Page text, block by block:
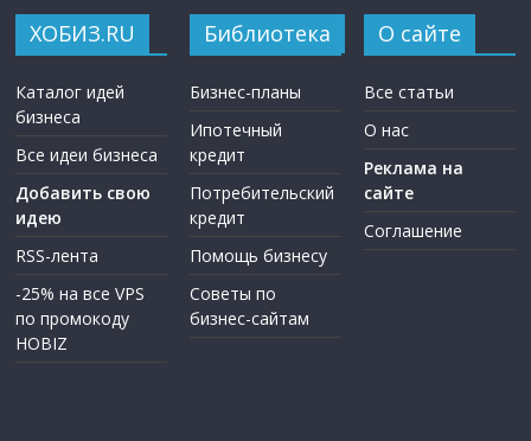
ХОБИЗ.RU
Каталог идей
бизнеса
Все идеи бизнеса
Добавить свою
идею
RSS-лента
-25% на все VPS
по промокоду
HOBIZ
Библиотека
Бизнес-планы
Ипотечный
кредит
Потребительский
кредит
Помощь бизнесу
Советы по
бизнес-сайтам
О сайте
Все статьи
О нас
Реклама на
сайте
Соглашение